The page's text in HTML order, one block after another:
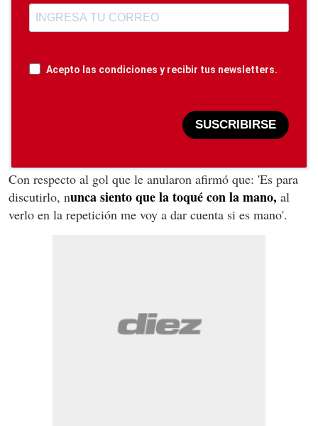
Acepto las condiciones y recibir tus newsletters.
SUSCRIBIRSE
Con respecto al gol que le anularon afirmó que: 'Es para
discutirlo, nunca siento que la toqué con la mano, al
verlo en la repetición me voy a dar cuenta si es mano'.